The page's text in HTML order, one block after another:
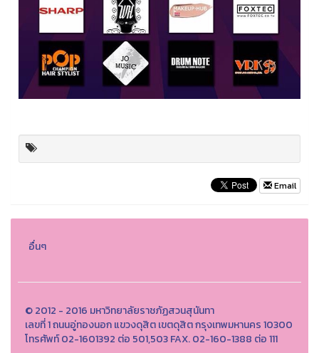
Email
อื่นๆ
© 2012 - 2016 มหาวิทยาลัยราชภัฏสวนสุนันทา
เลขที่ 1 ถนนอู่ทองนอก แขวงดุสิต เขตดุสิต กรุงเทพมหานคร 10300
โทรศัพท์ 02-1601392 ต่อ 501,503 FAX. 02-160-1388 ต่อ 111